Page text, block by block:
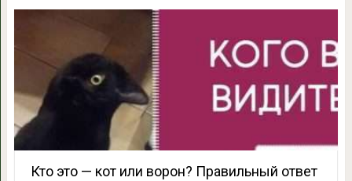
Кто это — кот или ворон? Правильный ответ